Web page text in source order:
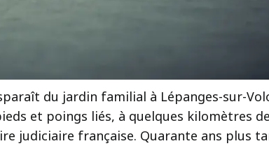
du jardin familial à Lépanges-sur-
et poings liés, à quelques kilomètres
judiciaire française. Quarante ans plus